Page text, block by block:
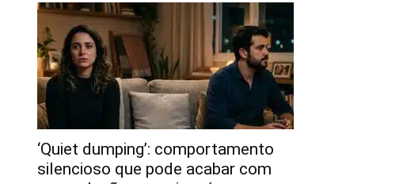
‘Quiet dumping’: comportamento
silencioso que pode acabar com